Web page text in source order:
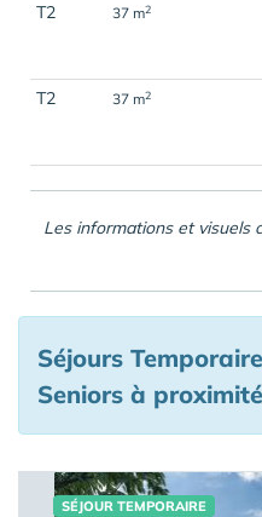
T2
37 m2
T2 37 m2
Les informations et visuels
Séjours
Seniors à
SÉJOUR TEMPORAIRE